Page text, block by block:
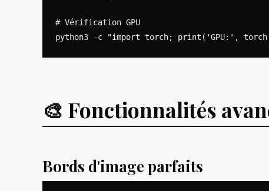
# Vérification GPU
🎨 Fonctionnalités
Bords d'image parfaits